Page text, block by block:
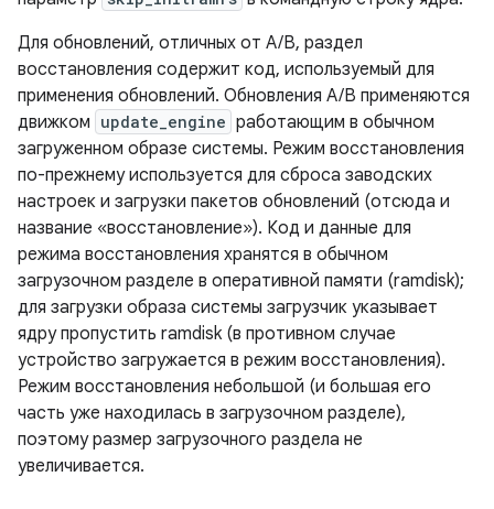
Для обновлений, отличных от A/B, раздел
восстановления содержит код, используемый для
применения обновлений. Обновления A/B применяются
движком update_engine работающим в обычном
загруженном образе системы. Режим восстановления
по-прежнему используется для сброса заводских
настроек и загрузки пакетов обновлений (отсюда и
название «восстановление»). Код и данные для
режима восстановления хранятся в обычном
загрузочном разделе в оперативной памяти (ramdisk);
для загрузки образа системы загрузчик указывает
ядру пропустить ramdisk (в противном случае
устройство загружается в режим восстановления).
Режим восстановления небольшой (и большая его
часть уже находилась в загрузочном разделе),
поэтому размер загрузочного раздела не
увеличивается.